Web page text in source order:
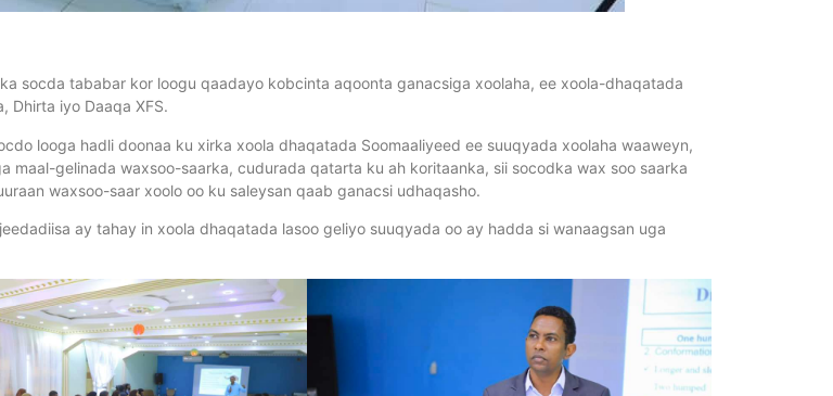
socda tababar kor loogu qaadayo kobcinta aqoonta ganacsiga xoolaha, ee xoola-dhaqatada
Dhirta iyo Daaqa XFS.
looga hadli doonaa ku xirka xoola dhaqatada Soomaaliyeed ee suuqyada xoolaha waaweyn,
maal-gelinada waxsoo-saarka, cudurada qatarta ku ah koritaanka, sii socodka wax soo saarka
waxsoo-saar xoolo oo ku saleysan qaab ganacsi udhaqasho.
ay tahay in xoola dhaqatada lasoo geliyo suuqyada oo ay hadda si wanaagsan uga